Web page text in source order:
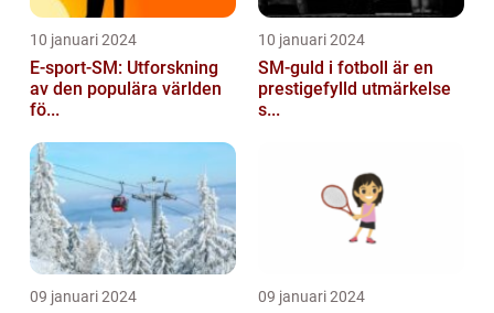
10 januari 2024
E-sport-SM: Utforskning
av den populära världen
fö...
10 januari 2024
SM-guld i fotboll är en
prestigefylld utmärkelse
s...
09 januari 2024 09 januari 2024